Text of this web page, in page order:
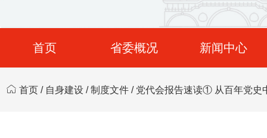
首页 省委概况 新闻中心
首页 / 自身建设 /制度文件 / 党代会报告速读① 从百年党史